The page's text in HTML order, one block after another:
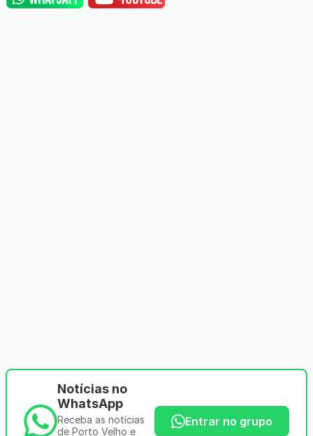
Notícias no
WhatsApp
Receba as notícias
de Porto Velho e
Entrar no grupo